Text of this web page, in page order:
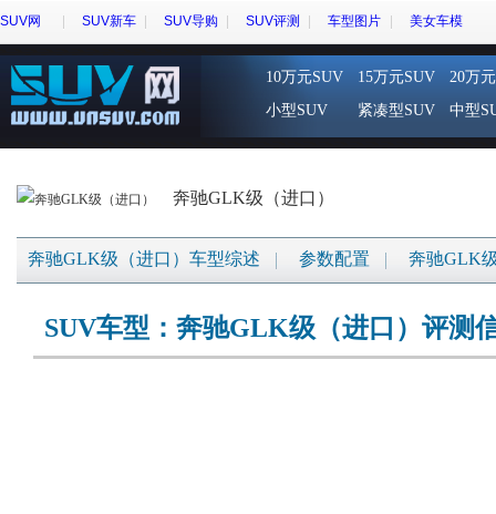
SUV网 SUV新车 SUV导购 SUV评测 车型图片 美女车模
10万元SUV 15万元SUV
20万
小型SUV
紧凑型SUV 中型
奔驰GLK级（进口）
奔驰GLK级（进口）车型综述 参数配置 奔驰GLK
SUV车型：奔驰GLK级（进口）评测